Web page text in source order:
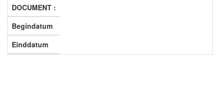
DOCUMENT :
Begindatum
Einddatum